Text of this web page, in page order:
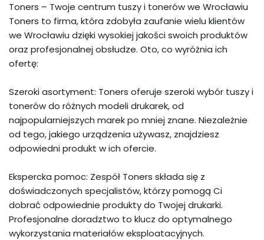
Toners – Twoje centrum tuszy i tonerów we Wrocławiu
Toners to firma, która zdobyła zaufanie wielu klientów
we Wrocławiu dzięki wysokiej jakości swoich produktów
oraz profesjonalnej obsłudze. Oto, co wyróżnia ich
ofertę:
Szeroki asortyment: Toners oferuje szeroki wybór tuszy i
tonerów do różnych modeli drukarek, od
najpopularniejszych marek po mniej znane. Niezależnie
od tego, jakiego urządzenia używasz, znajdziesz
odpowiedni produkt w ich ofercie.
Ekspercka pomoc: Zespół Toners składa się z
doświadczonych specjalistów, którzy pomogą Ci
dobrać odpowiednie produkty do Twojej drukarki.
Profesjonalne doradztwo to klucz do optymalnego
wykorzystania materiałów eksploatacyjnych.